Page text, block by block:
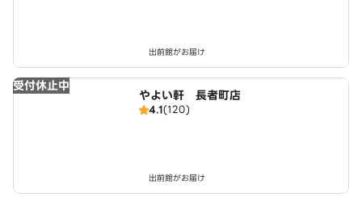
出前館がお届け
受付休止中
やよい軒 長者町店
4.1(120)
出前館がお届け